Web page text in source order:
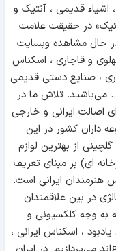
اشیاء قدیمی ، آنتیک و
در حقیقت علامت
حال مشاهده وبسایت
و قاجاری ، اسکناس
، صنایع دستی قدیمی
می‌باشید. تلاش ما در
اصالت ایرانی و خارجی
کشور در این
از بهترین لوازم
ای) بر مبنای تعریف
هنرمندان ایرانی است.
در بین علاقمندان
به وجه کلکسیونی و
، اسکناس ایرانی ،